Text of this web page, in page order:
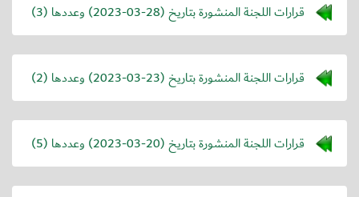
قرارات اللجنة المنشورة بتاريخ (2023-03-28) وعددها (3)
قرارات اللجنة المنشورة بتاريخ (2023-03-23) وعددها (2)
قرارات اللجنة المنشورة بتاريخ (2023-03-20) وعددها (5)